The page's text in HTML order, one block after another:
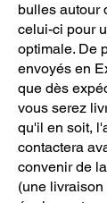
bulles autour
celui-ci pour
optimale. De
envoyés en
que dès
vous serez
qu'il en soit,
contactera
convenir de
(une